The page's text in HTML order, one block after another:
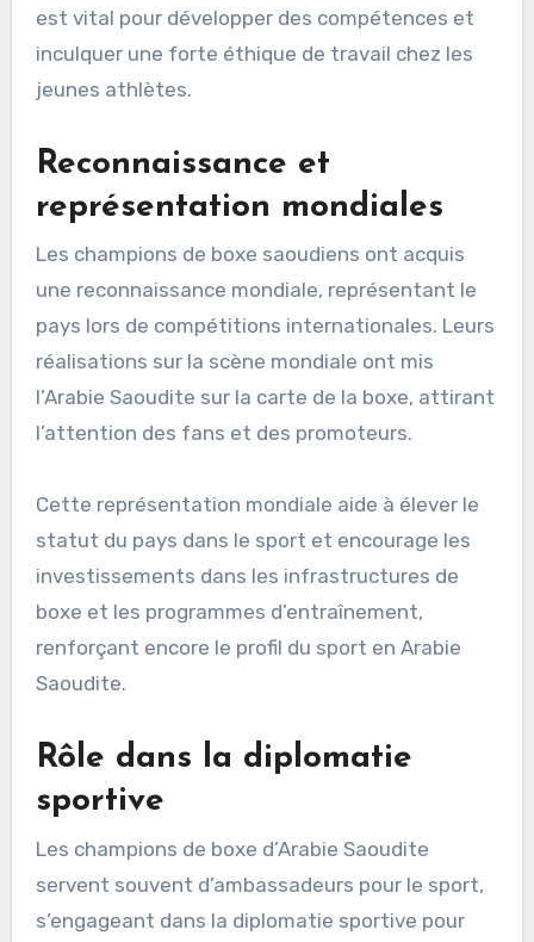
est vital pour développer des compétences et
inculquer une forte éthique de travail chez les
jeunes athlètes.
Reconnaissance et
représentation mondiales
Les champions de boxe saoudiens ont acquis
une reconnaissance mondiale, représentant le
pays lors de compétitions internationales. Leurs
réalisations sur la scène mondiale ont mis
l’Arabie Saoudite sur la carte de la boxe, attirant
l’attention des fans et des promoteurs.
Cette représentation mondiale aide à élever le
statut du pays dans le sport et encourage les
investissements dans les infrastructures de
boxe et les programmes d’entraînement,
renforçant encore le profil du sport en Arabie
Saoudite.
Rôle dans la diplomatie
sportive
Les champions de boxe d’Arabie Saoudite
servent souvent d’ambassadeurs pour le sport,
s’engageant dans la diplomatie sportive pour